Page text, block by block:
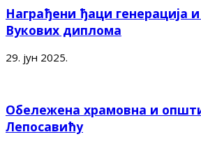
Награђени ђаци генерација
Вукових диплома
29. јун 2025.
Обележена храмовна и
Лепосавићу